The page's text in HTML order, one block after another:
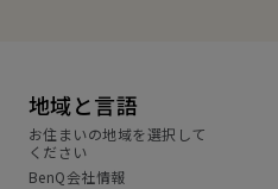
地域と言語
お住まいの地域を選択して
ください
BenQ会社情報